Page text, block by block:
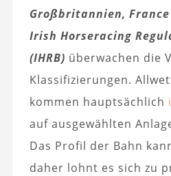
Großbritannien,
Irish Horseracing
(IHRB) überwachen die
Klassifizierungen.
kommen hauptsächlich
auf ausgewählten
Das Profil der Bahn
daher lohnt es sich zu